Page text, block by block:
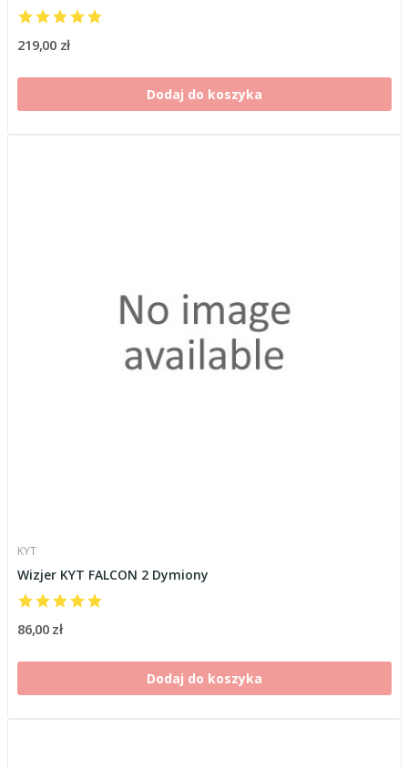
219,00 zł
Dodaj do koszyka
KYT
Wizjer KYT FALCON 2 Dymiony
86,00 zł
Dodaj do koszyka